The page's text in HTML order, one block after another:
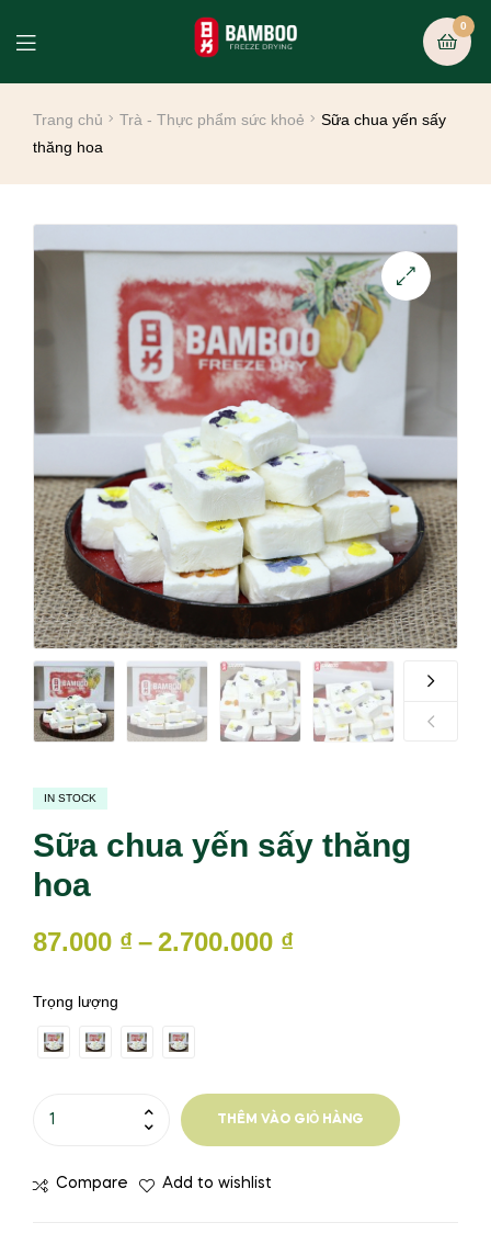
0
Trang chủ Trà - Thực phẩm sức khoẻ
Sữa chua yến sấy
thăng hoa
IN STOCK
Sữa chua yến sấy thăng
hoa
87.000 ₫–2.700.000 ₫
Trọng lượng
THÊM VÀO GIỎ HÀNG
Compare Add to wishlist